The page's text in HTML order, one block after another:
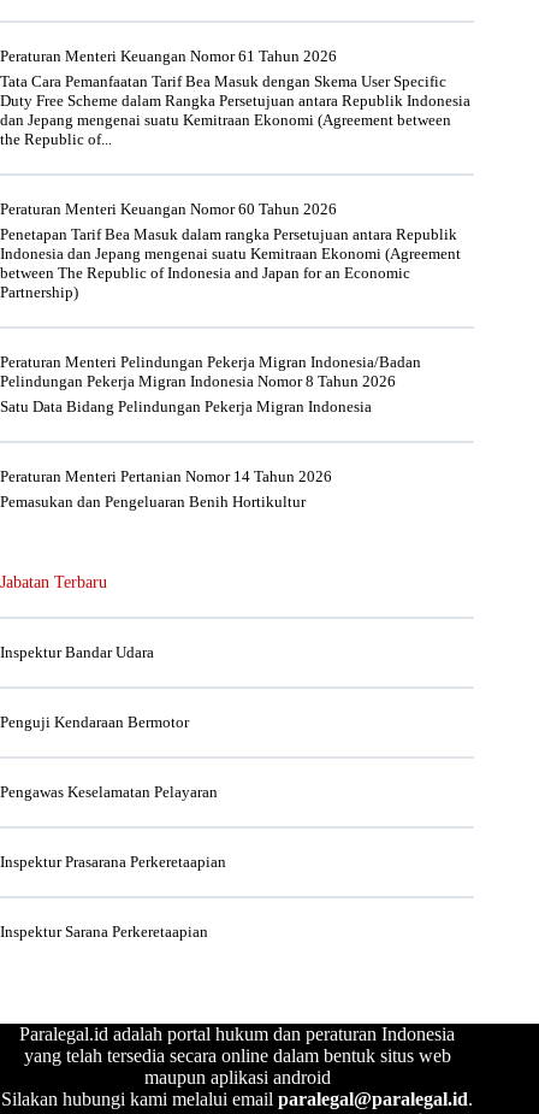
Peraturan Menteri Keuangan Nomor 61 Tahun 2026
Tata Cara Pemanfaatan Tarif Bea Masuk dengan Skema User Specific
Duty Free Scheme dalam Rangka Persetujuan antara Republik Indonesia
dan Jepang mengenai suatu Kemitraan Ekonomi (Agreement between
the Republic of...
Peraturan Menteri Keuangan Nomor 60 Tahun 2026
Penetapan Tarif Bea Masuk dalam rangka Persetujuan antara Republik
Indonesia dan Jepang mengenai suatu Kemitraan Ekonomi (Agreement
between The Republic of Indonesia and Japan for an Economic
Partnership)
Peraturan Menteri Pelindungan Pekerja Migran Indonesia/Badan
Pelindungan Pekerja Migran Indonesia Nomor 8 Tahun 2026
Satu Data Bidang Pelindungan Pekerja Migran Indonesia
Peraturan Menteri Pertanian Nomor 14 Tahun 2026
Pemasukan dan Pengeluaran Benih Hortikultur
Jabatan Terbaru
Inspektur Bandar Udara
Penguji Kendaraan Bermotor
Pengawas Keselamatan Pelayaran
Inspektur Prasarana Perkeretaapian
Inspektur Sarana Perkeretaapian
Paralegal.id adalah portal hukum dan peraturan Indonesia
yang telah tersedia secara online dalam bentuk situs web
maupun aplikasi android
Silakan hubungi kami melalui emailparalegal@paralegal.id.